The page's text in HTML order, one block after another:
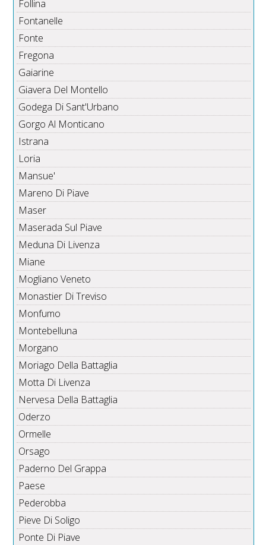
Follina
Fontanelle
Fonte
Fregona
Gaiarine
Giavera Del Montello
Godega Di Sant'Urbano
Gorgo Al Monticano
Istrana
Loria
Mansue'
Mareno Di Piave
Maser
Maserada Sul Piave
Meduna Di Livenza
Miane
Mogliano Veneto
Monastier Di Treviso
Monfumo
Montebelluna
Morgano
Moriago Della Battaglia
Motta Di Livenza
Nervesa Della Battaglia
Oderzo
Ormelle
Orsago
Paderno Del Grappa
Paese
Pederobba
Pieve Di Soligo
Ponte Di Piave